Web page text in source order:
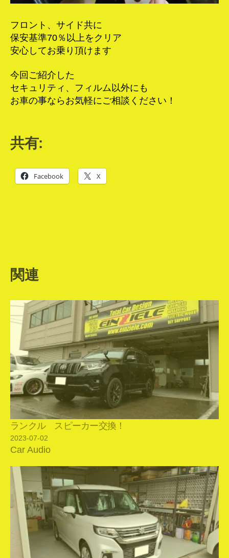
フロント、サイド共に
保安基準70％以上をクリア
安心してお乗り頂けます
今回ご紹介した
セキュリティ、フィルム以外にも
お車の事ならお気軽にご相談ください！
共有:
Facebook X
関連
ランクル スピーカー交換！
2023-07-02
Car Audio